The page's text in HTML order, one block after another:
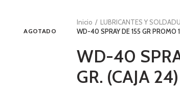
AGOTADO
Inicio LUBRICANTES Y
WD-40 SPRAY DE 155 GR PROMO
WD-40
GR. (CAJA 24)